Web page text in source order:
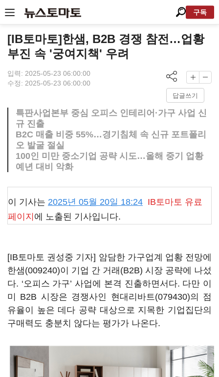
구독
[IB토마토]한샘, B2B 경쟁 참전…업황
부진 속 '궁여지책' 우려
입력: 2025-05-23 06:00:00
수정: 2025-05-23 06:00:00
답글쓰기
특판사업본부 중심 오피스 인테리어·가구 사업 신
규 진출
B2C 매출 비중 55%…경기침체 속 신규 포트폴리
오 발굴 절실
100인 미만 중소기업 공략 시도…올해 중기 업황
예년 대비 악화
이 기사는 2025년 05월 20일 18:24 IB토마토 유료
페이지 에 노출된 기사입니다.
[IB토마토 권성중 기자] 암담한 가구업계 업황 전망에
한샘(009240)이 기업 간 거래(B2B) 시장 공략에 나섰
다. ‘오피스 가구’ 사업에 본격 진출하면서다. 다만 이
미 B2B 시장은 경쟁사인 현대리바트(079430)의 점
유율이 높은 데다 공략 대상으로 지목한 기업집단의
구매력도 충분치 않다는 평가가 나온다.